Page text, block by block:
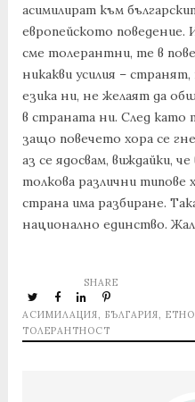
асимилират към
европейското поведение.
сме толерантни, те в
никакви усилия –
езика ни, не желаят да
в страната ни. След като
защо повечето хора се
аз се ядосвам, виждайки,
толкова различни типове
страна има разбиране.
национално единство.
АСИМИЛАЦИЯ, БЪЛГАРИЯ,
ТОЛЕРАНТНОСТ
SHARE